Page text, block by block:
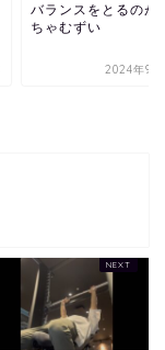
バランスをとるのが
ちゃむずい
2024年9